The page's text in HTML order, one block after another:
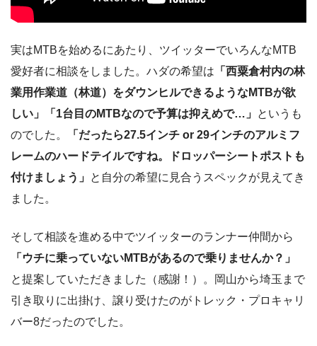
実はMTBを始めるにあたり、ツイッターでいろんなMTB
愛好者に相談をしました。ハダの希望は 「西粟倉村内の林
業用作業道（林道）をダウンヒルできるようなMTBが欲
しい」「1台目のMTBなので予算は抑えめで…」 というも
のでした。
「だったら27.5インチ or 29インチのアルミフ
レームのハードテイルですね。ドロッパーシートポストも
付けましょう」 と自分の希望に見合うスペックが見えてき
ました。
そして相談を進める中でツイッターのランナー仲間から
「ウチに乗っていないMTBがあるので乗りませんか？」
と提案していただきました（感謝！）。岡山から埼玉まで
引き取りに出掛け、譲り受けたのがトレック・プロキャリ
バー8だったのでした。